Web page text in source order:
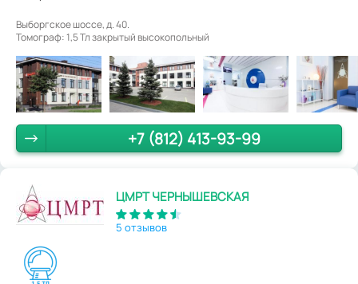
Выборгское шоссе, д. 40.
Томограф: 1,5 Тл закрытый высокопольный
+7 (812) 413-93-99
ЦМРТ ЧЕРНЫШЕВСКАЯ
5 отзывов